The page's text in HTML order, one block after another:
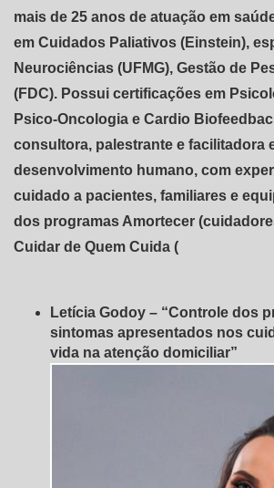
mais de 25 anos de atuação em
em Cuidados Paliativos (Einstein),
Neurociências (UFMG), Gestão de
(FDC). Possui certificações em
Psico-Oncologia e Cardio
consultora, palestrante e facilitadora
desenvolvimento humano, com
cuidado a pacientes, familiares e
dos programas Amortecer
Cuidar de Quem Cuida (
Letícia Godoy – “Controle dos
sintomas apresentados nos
vida na atenção domiciliar”